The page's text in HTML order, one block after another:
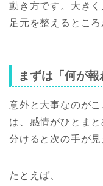
動き方です。大き
足元を整えるところ
まずは「何が
意外と大事なのが
は、感情がひとま
分けると次の手が見
たとえば、